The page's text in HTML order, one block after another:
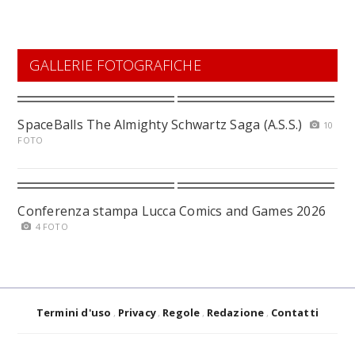
GALLERIE FOTOGRAFICHE
SpaceBalls The Almighty Schwartz Saga (A.S.S.)
10
FOTO
Conferenza stampa Lucca Comics and Games 2026
4 FOTO
Termini d'uso Privacy Regole Redazione Contatti